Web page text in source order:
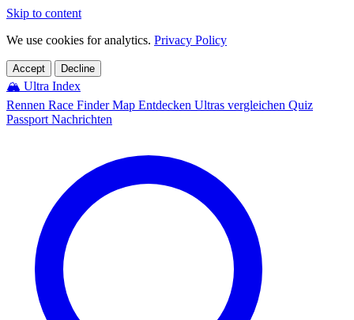
Skip to content
We use cookies for analytics. Privacy Policy
Accept Decline
🏔️ Ultra Index
Rennen Race FinderMap Entdecken Ultras vergleichen Quiz
Passport Nachrichten